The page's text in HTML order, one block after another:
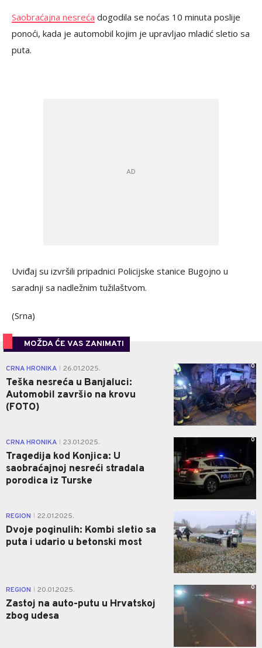
Saobraćajna nesreća dogodila se noćas 10 minuta poslije
ponoći, kada je automobil kojim je upravljao mladić sletio sa
puta.
Uviđaj su izvršili pripadnici Policijske stanice Bugojno u
saradnji sa nadležnim tužilaštvom.
(Srna)
MOŽDA ĆE VAS ZANIMATI
CRNA HRONIKA 26.01.2025.
Teška nesreća u Banjaluci:
Automobil završio na krovu
(FOTO)
0
CRNA HRONIKA 23.01.2025.
Tragedija kod Konjica: U
saobraćajnoj nesreći stradala
porodica iz Turske
0
REGION 22.01.2025.
Dvoje poginulih: Kombi sletio sa
puta i udario u betonski most
0
REGION 20.01.2025.
Zastoj na auto-putu u Hrvatskoj
zbog udesa
0